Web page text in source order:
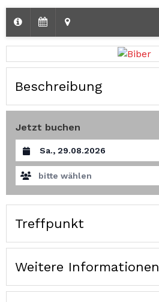
Beschreibung
Jetzt buchen
Datum auswählen
bitte wählen
Treffpunkt
Weitere Informationen